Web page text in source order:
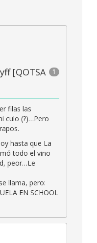
1
[QOTSA
filas las
culo (?)…Pero
hasta que La
todo el vino
peor…Le
llama, pero:
EN SCHOOL